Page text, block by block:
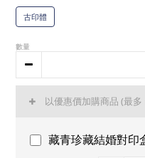
古印體
數量
以優惠價加購商品 (最多
藏青珍藏結婚對印